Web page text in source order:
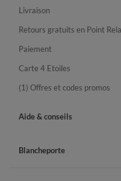
Livraison
Retours gratuits en Point
Paiement
Carte 4 Etoiles
(1) Offres et codes promos
Aide & conseils
Blancheporte